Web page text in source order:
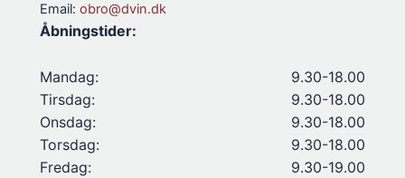
Email: obro@dvin.dk
Åbningstider:
Mandag:
9.30-18.00
Tirsdag:
9.30-18.00
Onsdag:
9.30-18.00
Torsdag:
9.30-18.00
Fredag:
9.30-19.00